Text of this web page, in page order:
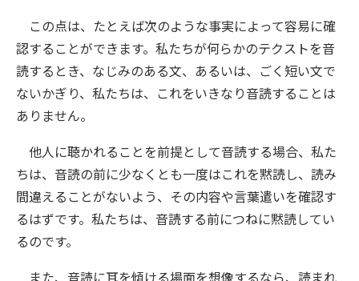
この点は、たとえば次のような事実によって容易に確
認することができます。私たちが何らかのテクストを音
読するとき、なじみのある文、あるいは、ごく短い文で
ないかぎり、私たちは、これをいきなり音読することは
ありません。
他人に聴かれることを前提として音読する場合、私た
ちは、音読の前に少なくとも一度はこれを黙読し、読み
間違えることがないよう、その内容や言葉遣いを確認す
るはずです。私たちは、音読する前につねに黙読してい
るのです。
また、音読に耳を傾ける場面を想像するなら、読まれ